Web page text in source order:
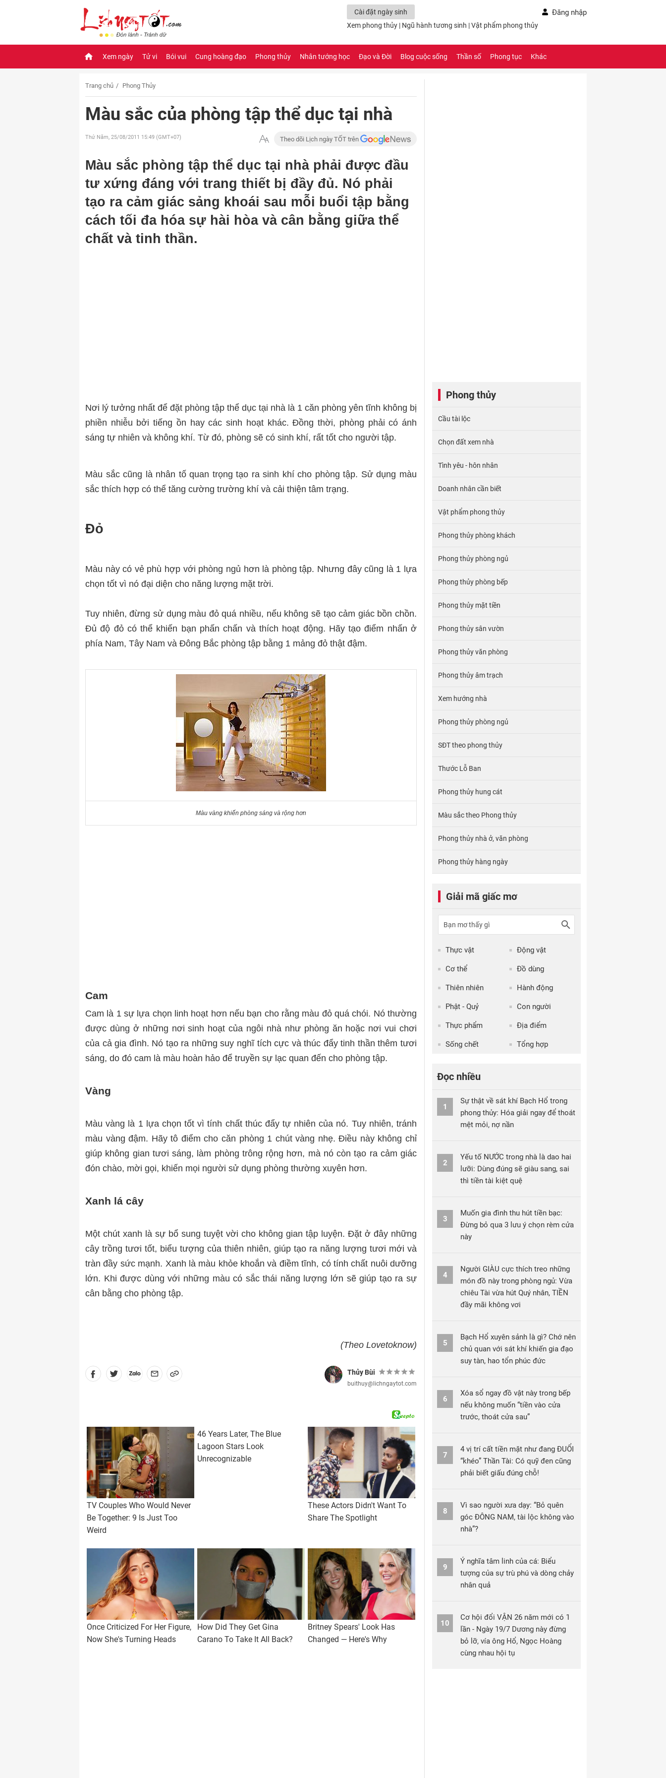
Cài đặt ngày sinh Đăng nhập
Xem phong thủy | Ngũ hành tương sinh |Vật phẩm phong thủy
Xem ngày Tử vi Bói vui Cung hoàng đạo Phong thủy Nhân tướng học Đạo và Đời Blog cuộc sống Thần số Phong tục Khác
Trang chủ Phong Thủy
Màu sắc của phòng tập thể dục tại nhà
Thứ Năm, 25/08/2011 15:49 (GMT+07) Theo dõi Lịch ngày TỐT trên
Màu sắc phòng tập thể dục tại nhà phải được đầu
tư xứng đáng với trang thiết bị đầy đủ. Nó phải
tạo ra cảm giác sảng khoái sau mỗi buổi tập bằng
cách tối đa hóa sự hài hòa và cân bằng giữa thể
chất và tinh thần.
Nơi lý tưởng nhất để đặt phòng tập thể dục tại nhà là 1 căn phòng yên tĩnh không bị
phiền nhiễu bởi tiếng ồn hay các sinh hoạt khác. Đồng thời, phòng phải có ánh
sáng tự nhiên và không khí. Từ đó, phòng sẽ có sinh khí, rất tốt cho người tập.
Màu sắc cũng là nhân tố quan trọng tạo ra sinh khí cho phòng tập. Sử dụng màu
sắc thích hợp có thể tăng cường trường khí và cải thiện tâm trạng.
Đỏ
Màu này có vẻ phù hợp với phòng ngủ hơn là phòng tập. Nhưng đây cũng là 1 lựa
chọn tốt vì nó đại diện cho năng lượng mặt trời.
Tuy nhiên, đừng sử dụng màu đỏ quá nhiều, nếu không sẽ tạo cảm giác bồn chồn.
Đủ độ đỏ có thể khiến bạn phấn chấn và thích hoạt động. Hãy tạo điểm nhấn ở
phía Nam, Tây Nam và Đông Bắc phòng tập bằng 1 mảng đỏ thật đậm.
Màu vàng khiến phòng sáng và rộng hơn
Cam
Cam là 1 sự lựa chọn linh hoạt hơn nếu bạn cho rằng màu đỏ quá chói. Nó thường
được dùng ở những nơi sinh hoạt của ngôi nhà như phòng ăn hoặc nơi vui chơi
của cả gia đình. Nó tạo ra những suy nghĩ tích cực và thúc đẩy tinh thần thêm tươi
sáng, do đó cam là màu hoàn hảo để truyền sự lạc quan đến cho phòng tập.
Vàng
Màu vàng là 1 lựa chọn tốt vì tính chất thúc đẩy tự nhiên của nó. Tuy nhiên, tránh
màu vàng đậm. Hãy tô điểm cho căn phòng 1 chút vàng nhẹ. Điều này không chỉ
giúp không gian tươi sáng, làm phòng trông rộng hơn, mà nó còn tạo ra cảm giác
đón chào, mời gọi, khiến mọi người sử dụng phòng thường xuyên hơn.
Xanh lá cây
Một chút xanh là sự bổ sung tuyệt vời cho không gian tập luyện. Đặt ở đây những
cây trồng tươi tốt, biểu tượng của thiên nhiên, giúp tạo ra năng lượng tươi mới và
tràn đầy sức mạnh. Xanh là màu khỏe khoắn và điềm tĩnh, có tính chất nuôi dưỡng
lớn. Khi được dùng với những màu có sắc thái năng lượng lớn sẽ giúp tạo ra sự
cân bằng cho phòng tập.
(Theo Lovetoknow)
Thủy Bùi
buithuy@lichngaytot.com
Phong thủy
Cầu tài lộc
Chọn đất xem nhà
Tình yêu - hôn nhân
Doanh nhân cần biết
Vật phẩm phong thủy
Phong thủy phòng khách
Phong thủy phòng ngủ
Phong thủy phòng bếp
Phong thủy mặt tiền
Phong thủy sân vườn
Phong thủy văn phòng
Phong thủy âm trạch
Xem hướng nhà
Phong thủy phòng ngủ
SĐT theo phong thủy
Thước Lỗ Ban
Phong thủy hung cát
Màu sắc theo Phong thủy
Phong thủy nhà ở, văn phòng
Phong thủy hàng ngày
Giải mã giấc mơ
Thực vật Động vật
Cơ thể Đồ dùng
Thiên nhiên Hành động
Phật - Quỷ Con người
Thực phẩm Địa điểm
Sống chết Tổng hợp
Đọc nhiều
1
Sự thật về sát khí Bạch Hổ trong
phong thủy: Hóa giải ngay để thoát
mệt mỏi, nợ nần
2
Yếu tố NƯỚC trong nhà là dao hai
lưỡi: Dùng đúng sẽ giàu sang, sai
thì tiền tài kiệt quệ
3
Muốn gia đình thu hút tiền bạc:
Đừng bỏ qua 3 lưu ý chọn rèm cửa
này
4
Người GIÀU cực thích treo những
món đồ này trong phòng ngủ: Vừa
chiêu Tài vừa hút Quý nhân, TIỀN
đầy mãi không vơi
5
Bạch Hổ xuyên sảnh là gì? Chớ nên
chủ quan với sát khí khiến gia đạo
suy tàn, hao tổn phúc đức
6
Xóa sổ ngay đồ vật này trong bếp
nếu không muốn “tiền vào cửa
trước, thoát cửa sau”
7
4 vị trí cất tiền mặt như đang ĐUỔI
“khéo” Thần Tài: Có quỹ đen cũng
phải biết giấu đúng chỗ!
8
Vì sao người xưa dạy: “Bỏ quên
góc ĐÔNG NAM, tài lộc không vào
nhà”?
9
Ý nghĩa tâm linh của cá: Biểu
tượng của sự trù phú và dòng chảy
nhân quả
10
Cơ hội đổi VẬN 26 năm mới có 1
lần - Ngày 19/7 Dương này đừng
bỏ lỡ, vía ông Hổ, Ngọc Hoàng
cùng nhau hội tụ